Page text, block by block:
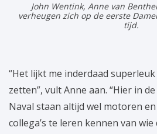
John Wentink, Anne van
verheugen zich op de eerste
tijd.
“Het lijkt me inderdaad
zetten”, vult Anne aan. “Hier in
Naval staan altijd wel motoren
collega’s te leren kennen van